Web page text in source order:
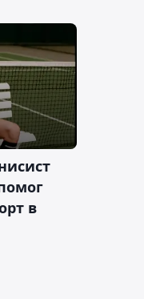
в